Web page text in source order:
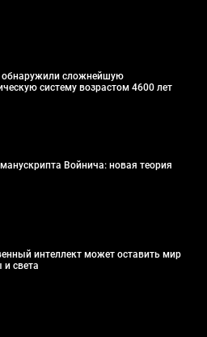
обнаружили сложнейшую
систему возрастом 4600 лет
Войнича: новая теория
интеллект может оставить мир
и света